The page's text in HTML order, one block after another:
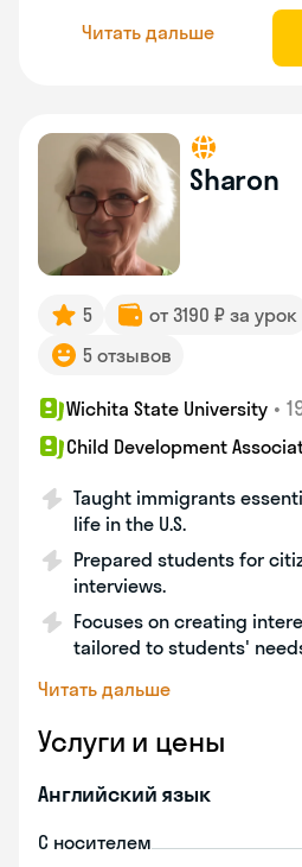
Читать дальше
Sharon
5 от 3190 ₽ за урок
5 отзывов
Wichita State University •
Child Development
Taught immigrants
life in the U.S.
Prepared students for
interviews.
Focuses on creating
tailored to students'
Читать дальше
Услуги и цены
Английский язык
С носителем